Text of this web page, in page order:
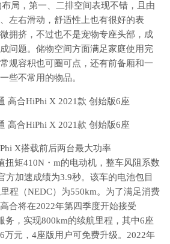
局，第一、二排空间表现不错，且由
左右滑动，舒适性上也有很好的表
拥挤，不过也不是宠物专座头部，成
问题。储物空间方面满足家庭使用完
规容积也可圈可点，还有前备厢和一
些不常用的物品。
X搭载前后两台最大功率
扭矩410N・m的电动机，整车风阻系数
方加速成绩为3.9秒。该车的电池包目
程（NEDC）为550km。为了满足消费
合将在2022年第四季度开始接受
务，实现800km的续航里程，其中6座
万元，4座版用户可免费升级。2022年